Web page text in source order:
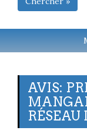
AVIS:
RÉSEAU